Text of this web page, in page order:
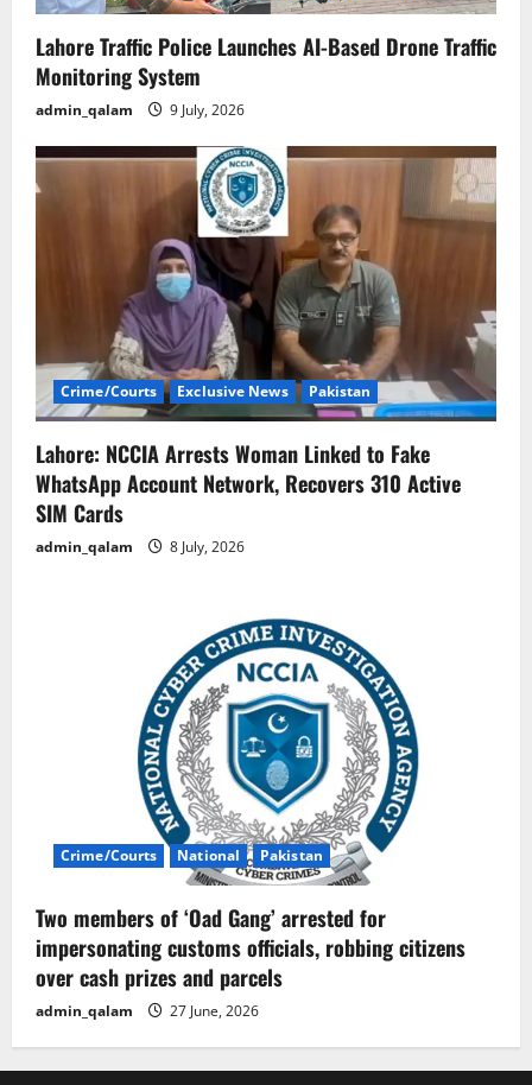
Lahore Traffic Police Launches AI-Based Drone Traffic
Monitoring System
admin_qalam 9 July, 2026
Crime/Courts Exclusive News Pakistan
Lahore: NCCIA Arrests Woman Linked to Fake
WhatsApp Account Network, Recovers 310 Active
SIM Cards
admin_qalam 8 July, 2026
Crime/Courts National Pakistan
Two members of ‘Oad Gang’ arrested for
impersonating customs officials, robbing citizens
over cash prizes and parcels
admin_qalam 27 June, 2026